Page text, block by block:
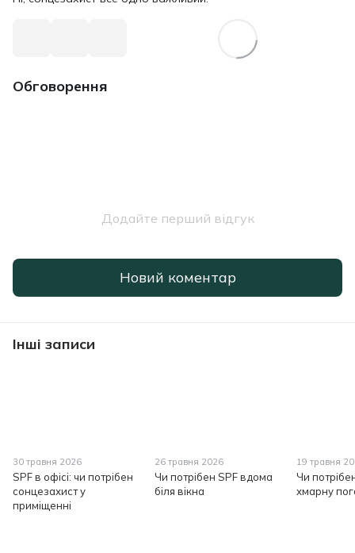
Обговорення
Додайте перший відгук
Новий коментар
Інші записи
30 травня 2026
SPF в офісі: чи потрібен
сонцезахист у
приміщенні
26 травня 2026
Чи потрібен SPF вдома
біля вікна
19 травня
Чи
хмарну